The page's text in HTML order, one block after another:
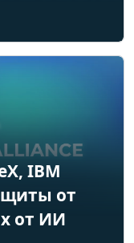
IBM
от
от ИИ